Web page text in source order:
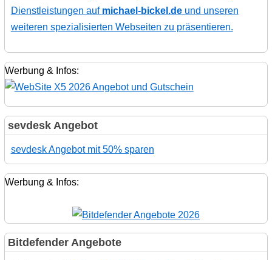
Dienstleistungen auf michael-bickel.deund unseren
weiteren spezialisierten Webseiten zu präsentieren.
Werbung & Infos:
sevdesk Angebot
sevdesk Angebot mit 50% sparen
Werbung & Infos:
Bitdefender Angebote